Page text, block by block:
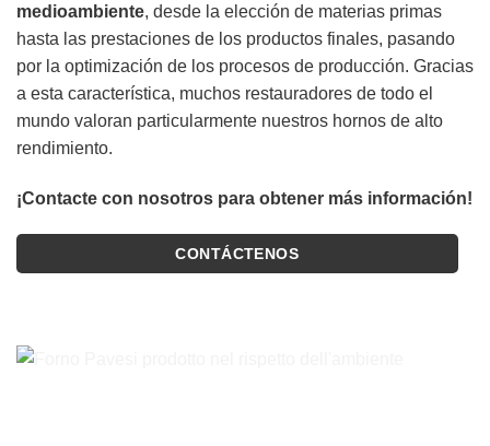
medioambiente, desde la elección de materias primas
hasta las prestaciones de los productos finales, pasando
por la optimización de los procesos de producción. Gracias
a esta característica, muchos restauradores de todo el
mundo valoran particularmente nuestros hornos de alto
rendimiento.
¡Contacte con nosotros para obtener más información!
CONTÁCTENOS